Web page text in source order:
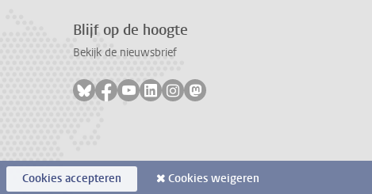
Blijf op de hoogte
Bekijk de nieuwsbrief
Volg ons op bluesky
Volg ons op facebook
Volg ons op youtube
Volg ons op linkedin
Volg ons op instagram
Volg ons op mastodon
Cookies accepteren Cookies weigeren